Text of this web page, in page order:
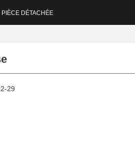
PIÈCE DÉTACHÉE
29